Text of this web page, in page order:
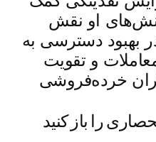
او نقش
بهبود دسترسی به
و تقویت
خرده‌فروشی
را باز کنید